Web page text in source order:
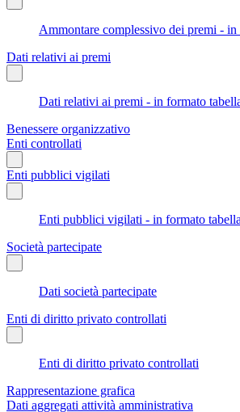
Ammontare complessivo dei premi -
Dati relativi ai premi
Dati relativi ai premi - in formato
Benessere organizzativo
Enti controllati
Enti pubblici vigilati
Enti pubblici vigilati - in formato
Società partecipate
Dati società partecipate
Enti di diritto privato controllati
Enti di diritto privato controllati
Rappresentazione grafica
Dati aggregati attività amministrativa